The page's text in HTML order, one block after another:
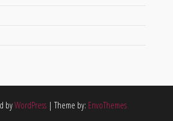
byWordPress | Theme by: EnvoThemes